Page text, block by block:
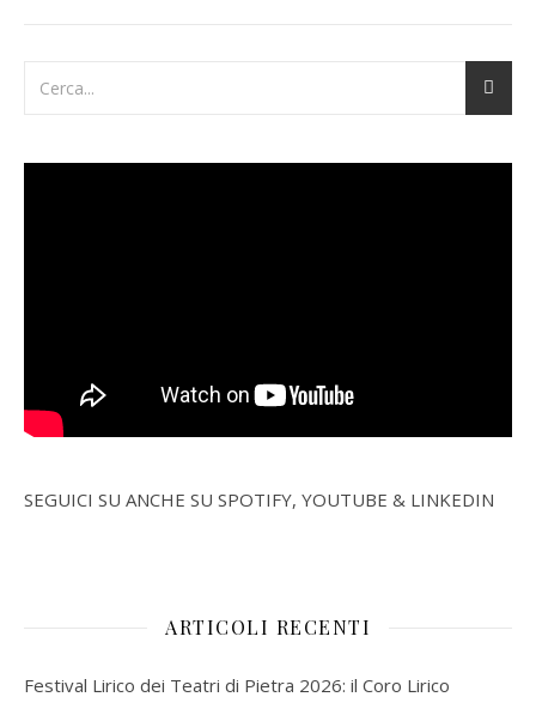
SEGUICI SU ANCHE SU SPOTIFY, YOUTUBE & LINKEDIN
ARTICOLI RECENTI
Festival Lirico dei Teatri di Pietra 2026: il Coro Lirico